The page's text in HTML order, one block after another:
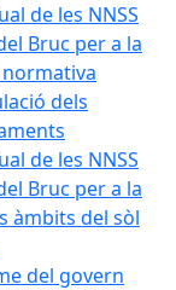
de les NNSS
Bruc per a la
dels
de les NNSS
Bruc per a la
àmbits del sòl
del govern